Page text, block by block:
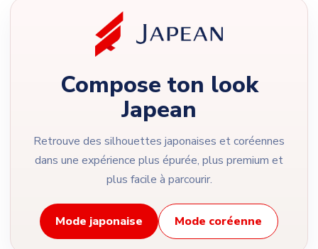
Compose ton look
Japean
Retrouve des silhouettes japonaises et coréennes
dans une expérience plus épurée, plus premium et
plus facile à parcourir.
Mode japonaise Mode coréenne